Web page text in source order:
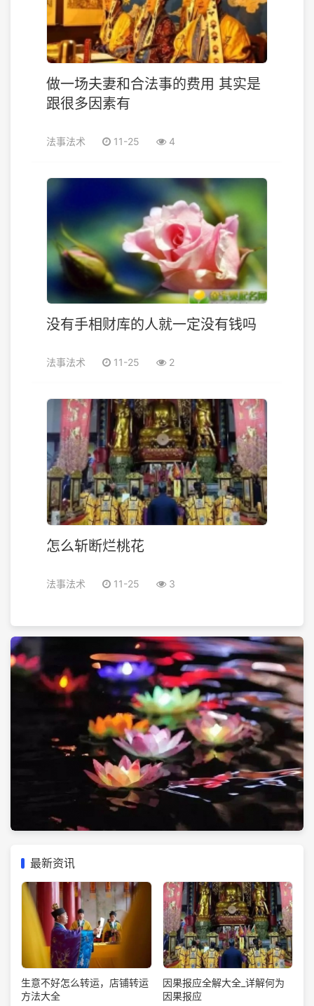
做一场夫妻和合法事的费用 其实是
跟很多因素有
法事法术 11-25 4
没有手相财库的人就一定没有钱吗
法事法术 11-25 2
怎么斩断烂桃花
法事法术 11-25 3
最新资讯
生意不好怎么转运，店铺转运
方法大全
因果报应全解大全_详解何为
因果报应